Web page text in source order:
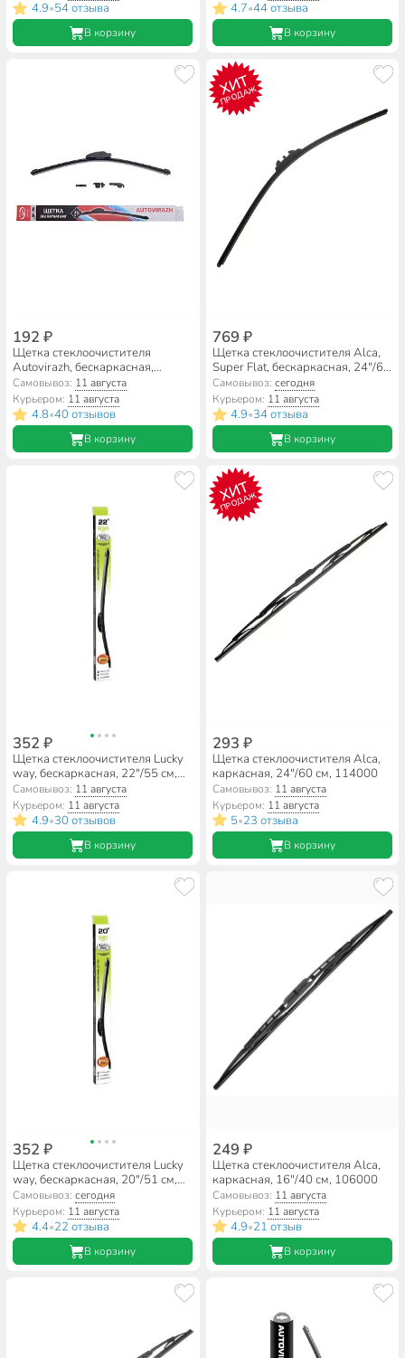
4.9•54 отзыва
В корзину
4.7•44 отзыва
В корзину
192 ₽
Щетка стеклоочистителя
Autovirazh, бескаркасная,
19"/48 см, AV-155Y, AV-001915
Самовывоз: 11 августа
Курьером: 11 августа
4.8•40 отзывов
В корзину
ХИТ
ПРОДАЖ
769 ₽
Щетка стеклоочистителя Alca,
Super Flat, бескаркасная, 24"/60
см, 054000
Самовывоз: сегодня
Курьером: 11 августа
4.9•34 отзыва
В корзину
352 ₽
Щетка стеклоочистителя Lucky
way, бескаркасная, 22"/55 см,
SCHET161
Самовывоз: 11 августа
Курьером: 11 августа
4.9•30 отзывов
В корзину
ХИТ
ПРОДАЖ
293 ₽
Щетка стеклоочистителя Alca,
каркасная, 24"/60 см, 114000
Самовывоз: 11 августа
Курьером: 11 августа
5•23 отзыва
В корзину
352 ₽
Щетка стеклоочистителя Lucky
way, бескаркасная, 20"/51 см,
SCHET159
Самовывоз:сегодня
Курьером: 11 августа
4.4•22 отзыва
В корзину
249 ₽
Щетка стеклоочистителя Alca,
каркасная, 16"/40 см, 106000
Самовывоз: 11 августа
Курьером: 11 августа
4.9•21 отзыв
В корзину